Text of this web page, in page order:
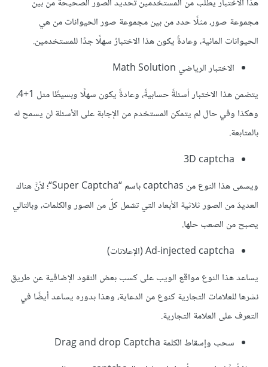
هذا الاختبار يطلب من المستخدمين تحديد الصور الصحيحة من بين
مجموعة صور، مثلًا حدد من بين مجموعة صور الحيوانات من هي
الحيوانات المائية، وعادةً يكون هذا الاختبارُ سهلًا جدًا للمستخدمين.
الاختبار الرياضي Math Solution
يتضمن هذا الاختبار أسئلةً حسابيةً، وعادةً يكون سهلًا وبسيطًا مثل 1+4،
وهكذا وفي حال لم يتمكن المستخدم من الإجابة على الأسئلة لن يسمح له
بالمتابعة.
3D captcha
ويسمى هذا النوع من captchas باسم “Super Captcha“؛ لأنَّ هناك
العديدَ من الصور ثلاثية الأبعاد التي تشمل كلّ من الصور والكلمات، وبالتالي
يصبح من الصعب حلها.
Ad-injected captcha (الإعلانات)
يساعد هذا النوع مواقع الويب على كسب بعض النقود الإضافية عن طريق
نشرها للعلامات التجارية كنوع من الدعاية، وهذا بدوره يساعد أيضًا في
التعرف على العلامة التجارية.
سحب وإسقاط الكلمة Drag and drop Captcha